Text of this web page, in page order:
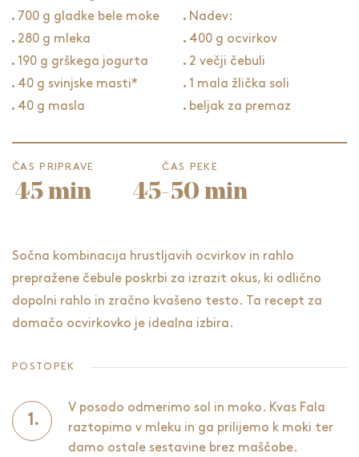
700 g gladke bele moke
280 g mleka
190 g grškega jogurta
40 g svinjske masti*
40 g masla
Nadev:
400 g ocvirkov
2 večji čebuli
1 mala žlička soli
beljak za premaz
ČAS PRIPRAVE
45 min
ČAS PEKE
45-50 min
Sočna kombinacija hrustljavih ocvirkov in rahlo
prepražene čebule poskrbi za izrazit okus, ki odlično
dopolni rahlo in zračno kvašeno testo. Ta recept za
domačo ocvirkovko je idealna izbira.
POSTOPEK
V posodo odmerimo sol in moko. Kvas Fala
raztopimo v mleku in ga prilijemo k moki ter
damo ostale sestavine brez maščobe.